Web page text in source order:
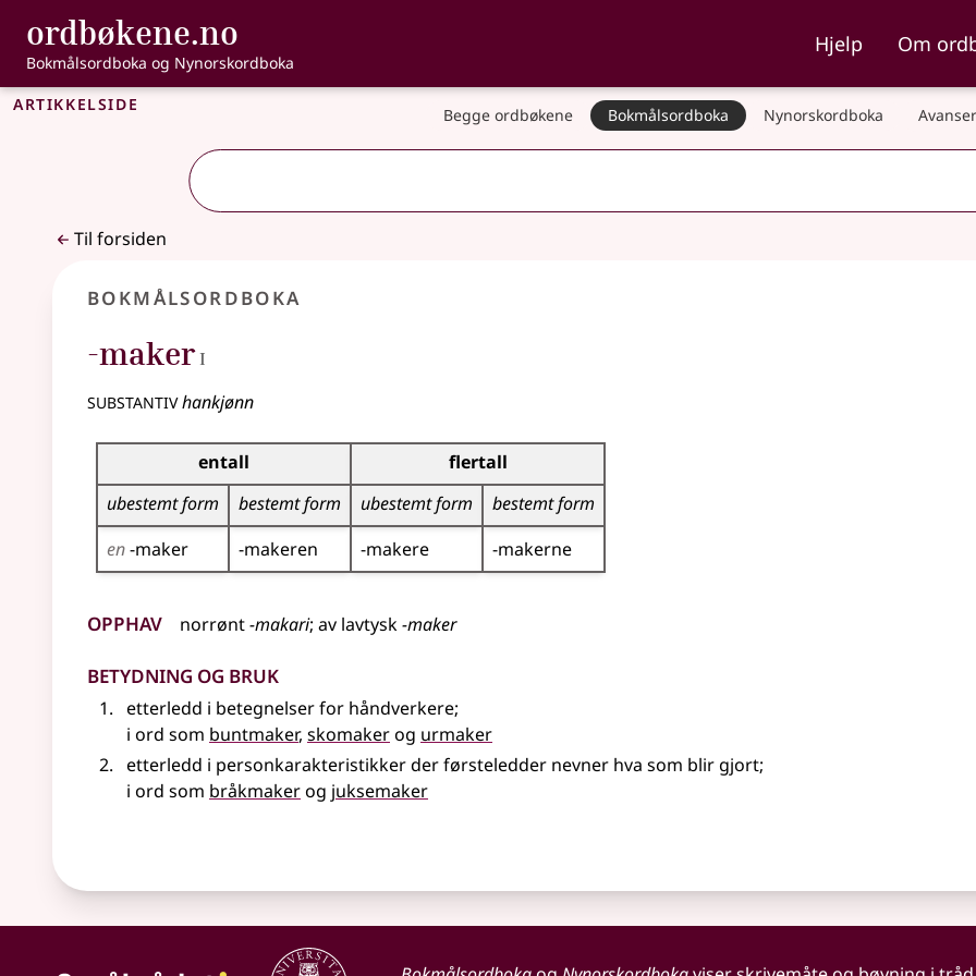
Gå til hovedinnhold
Tilgjengelighet
ordbøkene.no , Bokmålsordboka og Nynorskordboka
Bokmålsordboka og Nynorskordboka
Hjelp Om
Artikkelside Begge ordbøkene Bokmålsordboka Nynorskordboka
Til forsiden
Bokmålsordboka
-maker I
substantivhankjønn
Bøyingstabell for dette substantivet
entall
flertall
ubestemt form
bestemt form ubestemt form
bestemt form
en-maker -makeren -makere -makerne
Opphav norrønt-makari; av lavtysk-maker
Betydning og bruk
etterledd i betegnelser for håndverkere;
i ord som buntmaker, skomakerog urmaker
etterledd i personkarakteristikker der førsteledder nevner hva som blir gjort;
i ord som bråkmakerog juksemaker